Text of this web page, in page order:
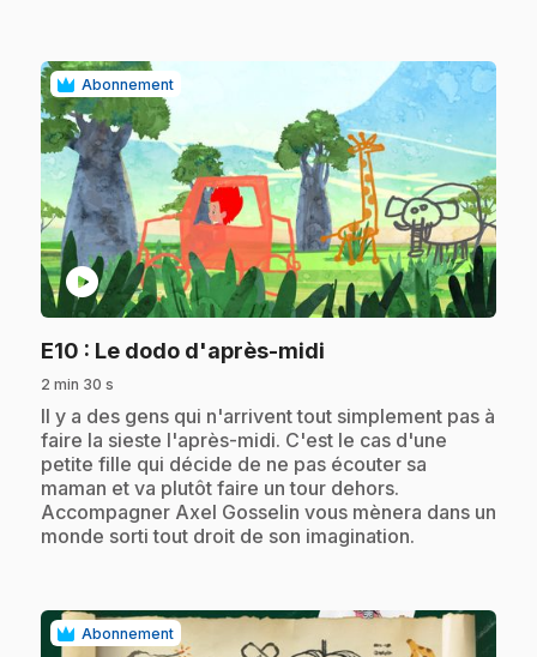
Abonnement
play_circle
E10 : Le dodo d'après-midi
2 min 30 s
.Il y a des gens qui n'arrivent tout simplement pas à
faire la sieste l'après-midi. C'est le cas d'une
petite fille qui décide de ne pas écouter sa
maman et va plutôt faire un tour dehors.
Accompagner Axel Gosselin vous mènera dans un
monde sorti tout droit de son imagination.
Abonnement